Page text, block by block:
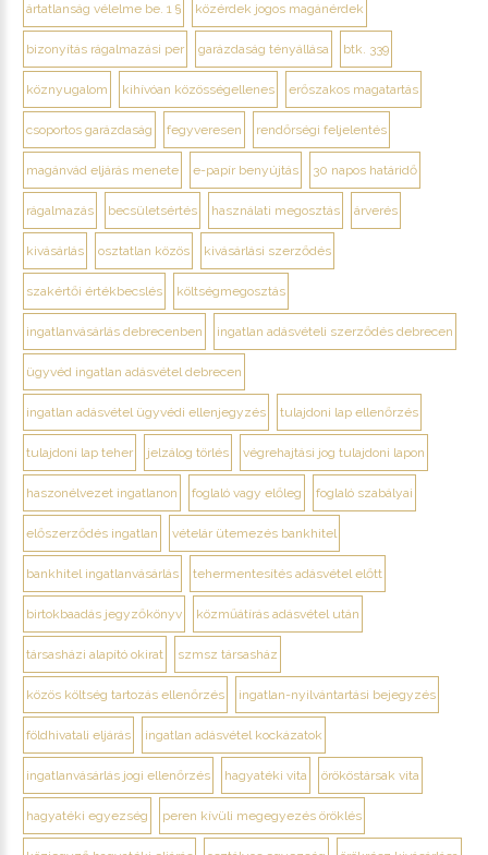
ártatlanság vélelme be. 1 § közérdek jogos magánérdek
bizonyítás rágalmazási per garázdaság tényállása btk. 339
köznyugalom kihívóan közösségellenes erőszakos magatartás
csoportos garázdaság fegyveresen rendőrségi feljelentés
magánvád eljárás menete e-papír benyújtás 30 napos határidő
rágalmazás becsületsértés használati megosztás árverés
kivásárlás osztatlan közös kivásárlási szerződés
szakértői értékbecslés költségmegosztás
ingatlanvásárlás debrecenben ingatlan adásvételi szerződés debrecen
ügyvéd ingatlan adásvétel debrecen
ingatlan adásvétel ügyvédi ellenjegyzés tulajdoni lap ellenőrzés
tulajdoni lap teher jelzálog törlés végrehajtási jog tulajdoni lapon
haszonélvezet ingatlanon foglaló vagy előleg foglaló szabályai
előszerződés ingatlan vételár ütemezés bankhitel
bankhitel ingatlanvásárlás tehermentesítés adásvétel előtt
birtokbaadás jegyzőkönyv közműátírás adásvétel után
társasházi alapító okirat szmsz társasház
közös költség tartozás ellenőrzés ingatlan-nyilvántartási bejegyzés
földhivatali eljárás ingatlan adásvétel kockázatok
ingatlanvásárlás jogi ellenőrzés hagyatéki vita örököstársak vita
hagyatéki egyezség peren kívüli megegyezés öröklés